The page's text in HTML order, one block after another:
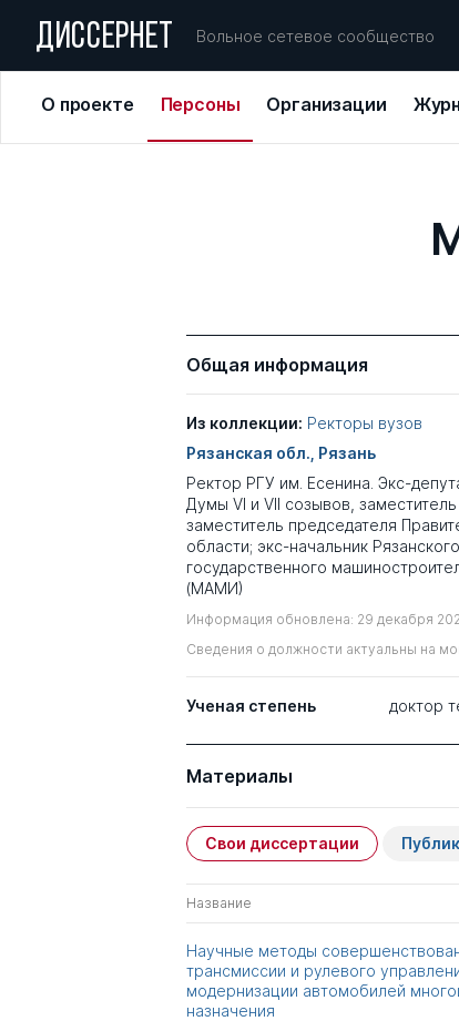
ДИССЕРНЕТ Вольное сетевое сообщество
О проекте Персоны Организации
Общая информация
Из коллекции: Ректоры вузов
Рязанская обл., Рязань
Ректор РГУ им. Есенина. Экс-
Думы VI и VII созывов,
заместитель председателя
области; экс-начальник
государственного
(МАМИ)
Информация обновлена: 29 декабря
Сведения о должности актуальны на
Ученая степень доктор
Материалы
Свои диссертации
Название
Научные методы
трансмиссии и рулевого
модернизации автомобилей
назначения